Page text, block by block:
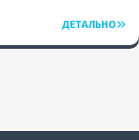
ДЕТАЛЬНО